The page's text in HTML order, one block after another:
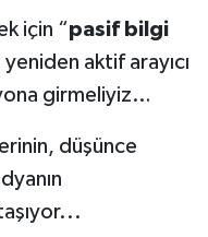
için “pasif bilgi
aktif arayıcı
girmeliyiz…
düşünce